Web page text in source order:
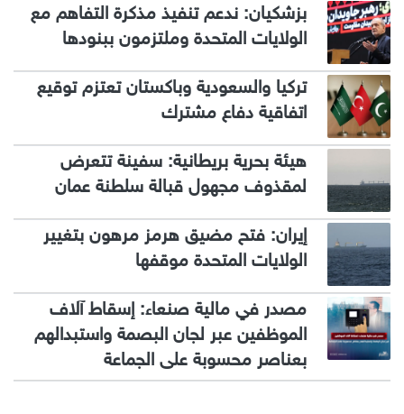
بزشكيان: ندعم تنفيذ مذكرة التفاهم مع
الولايات المتحدة وملتزمون ببنودها
تركيا والسعودية وباكستان تعتزم توقيع
اتفاقية دفاع مشترك
هيئة بحرية بريطانية: سفينة تتعرض
لمقذوف مجهول قبالة سلطنة عمان
إيران: فتح مضيق هرمز مرهون بتغيير
الولايات المتحدة موقفها
مصدر في مالية صنعاء: إسقاط آلاف
الموظفين عبر لجان البصمة واستبدالهم
بعناصر محسوبة على الجماعة